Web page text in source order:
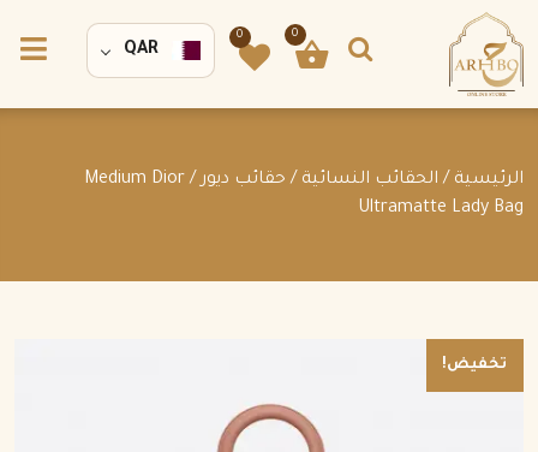
0
0
QAR
الرئيسية / الحقائب النسائية / حقائب ديور
/ Medium Dior
Ultramatte Lady Bag
تخفيض!